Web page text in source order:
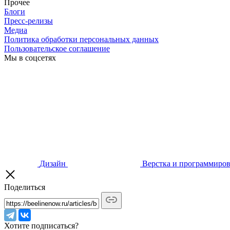
Прочее
Блоги
Пресс-релизы
Медиа
Политика обработки персональных данных
Пользовательское соглашение
Мы в соцсетях
Дизайн Верстка и
Поделиться
Хотите подписаться?